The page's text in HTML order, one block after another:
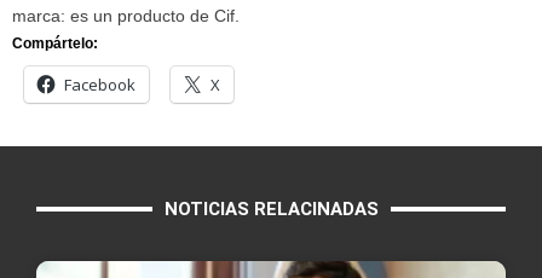
marca: es un producto de Cif.
Compártelo:
Facebook X
NOTICIAS RELACINADAS